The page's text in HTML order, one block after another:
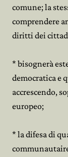
comune; la
comprendere
diritti dei
* bisognerà
democratica e
accrescendo,
europeo;
* la difesa di